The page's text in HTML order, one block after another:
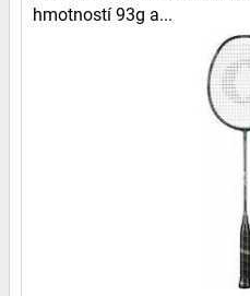
hmotností 93g a...